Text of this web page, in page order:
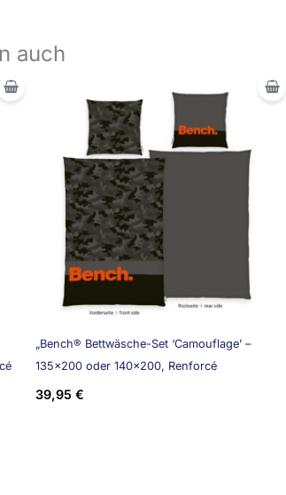
auch
„Bench® Bettwäsche-Set ‘Camouflage’ –
135×200 oder 140×200, Renforcé
39,95 €